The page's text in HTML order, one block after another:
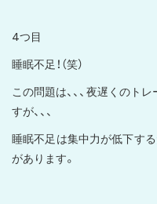
4つ目
睡眠不足！（笑）
この問題は、、、夜遅くのト
すが、、、
睡眠不足は集中力が低下す
があります。